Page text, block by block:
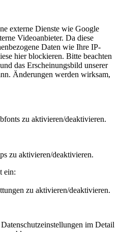
externe Dienste wie Google
Videoanbieter. Da diese
Daten wie Ihre IP-
hier blockieren. Bitte beachten
das Erscheinungsbild unserer
Änderungen werden wirksam,
zu aktivieren/deaktivieren.
zu aktivieren/deaktivieren.
ein:
zu aktivieren/deaktivieren.
im Detail